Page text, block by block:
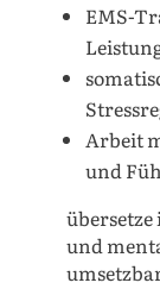
EMS-
Arbeit
und
und